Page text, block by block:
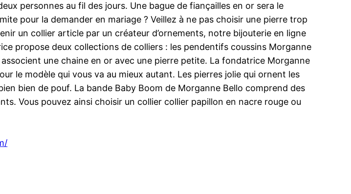
personnes au fil des jours. Une bague de fiançailles en or sera le
pour la demander en mariage ? Veillez à ne pas choisir une pierre trop
un collier article par un créateur d’ornements, notre bijouterie en ligne
propose deux collections de colliers : les pendentifs coussins Morganne
une chaine en or avec une pierre petite. La fondatrice Morganne
le modèle qui vous va au mieux autant. Les pierres jolie qui ornent les
bien de pouf. La bande Baby Boom de Morganne Bello comprend des
Vous pouvez ainsi choisir un collier collier papillon en nacre rouge ou